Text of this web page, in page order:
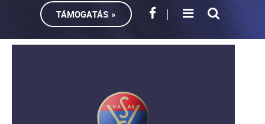
TÁMOGATÁS »